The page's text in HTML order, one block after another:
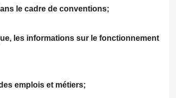
le cadre de conventions;
les informations sur le fonctionnement
emplois et métiers;